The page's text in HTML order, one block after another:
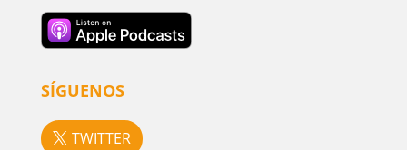
SÍGUENOS
TWITTER